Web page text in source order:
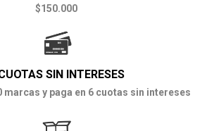
$150.000
SIN INTERESES
marcas y paga en 6 cuotas sin intereses